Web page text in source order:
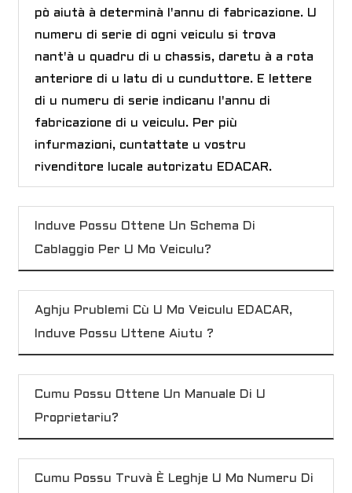
pò aiutà à determinà l'annu di fabricazione. U
numeru di serie di ogni veiculu si trova
nant'à u quadru di u chassis, daretu à a rota
anteriore di u latu di u cunduttore. E lettere
di u numeru di serie indicanu l'annu di
fabricazione di u veiculu. Per più
infurmazioni, cuntattate u vostru
rivenditore lucale autorizatu EDACAR.
Induve Possu Ottene Un Schema Di
Cablaggio Per U Mo Veiculu?
Aghju Prublemi Cù U Mo Veiculu EDACAR,
Induve Possu Uttene Aiutu ?
Cumu Possu Ottene Un Manuale Di U
Proprietariu?
Cumu Possu Truvà È Leghje U Mo Numeru Di